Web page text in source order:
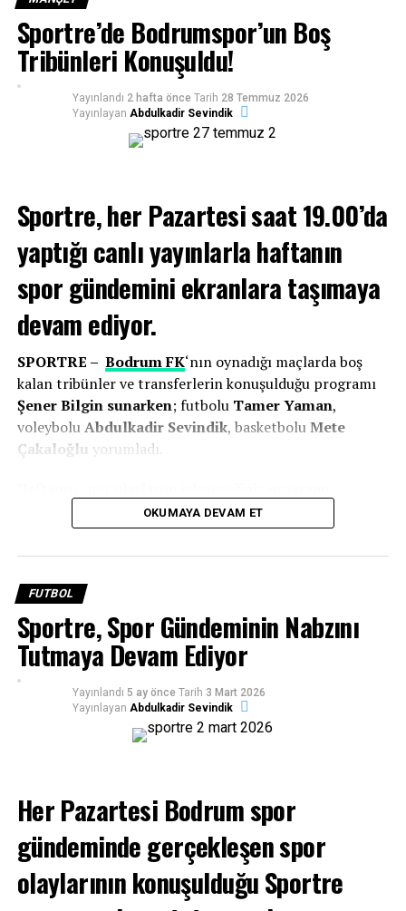
Sportre’de Bodrumspor’un Boş
Tribünleri Konuşuldu!
Yayınlandı 2 hafta önce Tarih 28 Temmuz 2026
Yayınlayan Abdulkadir Sevindik
Sportre, her Pazartesi saat 19.00’da
yaptığı canlı yayınlarla haftanın
spor gündemini ekranlara taşımaya
devam ediyor.
SPORTRE – Bodrum FK‘nın oynadığı maçlarda boş
kalan tribünler ve transferlerin konuşulduğu programı
Şener Bilgin sunarken; futbolu Tamer Yaman,
voleyboluAbdulkadir Sevindik, basketboluMete
Çakaloğlu yorumladı.
takip edebilirsiniz!
OKUMAYA DEVAM ET
FUTBOL
Sportre, Spor Gündeminin Nabzını
Tutmaya Devam Ediyor
Yayınlandı 5 ay önce Tarih 3 Mart 2026
Yayınlayan Abdulkadir Sevindik
Her Pazartesi Bodrum spor
gündeminde gerçekleşen spor
olaylarının konuşulduğu Sportre